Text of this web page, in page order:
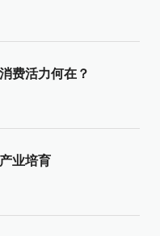
费活力何在？
业培育